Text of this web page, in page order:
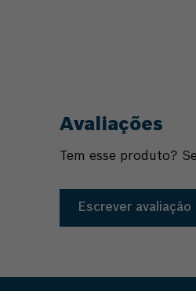
Avaliações
Tem esse produto?
Escrever avaliação